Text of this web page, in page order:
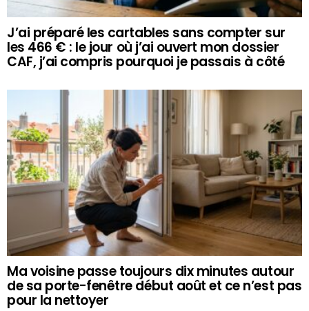
J’ai préparé les cartables sans compter sur
les 466 € : le jour où j’ai ouvert mon dossier
CAF, j’ai compris pourquoi je passais à côté
Ma voisine passe toujours dix minutes autour
de sa porte-fenêtre début août et ce n’est pas
pour la nettoyer